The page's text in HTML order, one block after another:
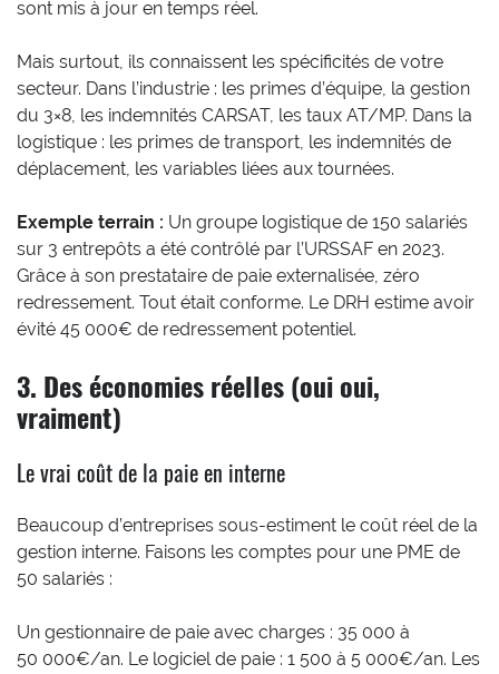
sont mis à jour en temps réel.
Mais surtout, ils connaissent les spécificités de votre
secteur. Dans l’industrie : les primes d’équipe, la gestion
du 3×8, les indemnités CARSAT, les taux AT/MP. Dans la
logistique : les primes de transport, les indemnités de
déplacement, les variables liées aux tournées.
Exemple terrain : Un groupe logistique de 150 salariés
sur 3 entrepôts a été contrôlé par l’URSSAF en 2023.
Grâce à son prestataire de paie externalisée, zéro
redressement. Tout était conforme. Le DRH estime avoir
évité 45 000€ de redressement potentiel.
3. Des économies réelles (oui oui,
vraiment)
Le vrai coût de la paie en interne
Beaucoup d’entreprises sous-estiment le coût réel de la
gestion interne. Faisons les comptes pour une PME de
50 salariés :
Un gestionnaire de paie avec charges : 35 000 à
50 000€/an. Le logiciel de paie : 1 500 à 5 000€/an. Les